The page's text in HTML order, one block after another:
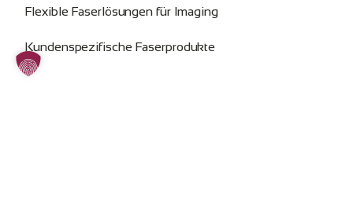
Flexible Faserlösungen für Imaging
Kundenspezifische Faserprodukte